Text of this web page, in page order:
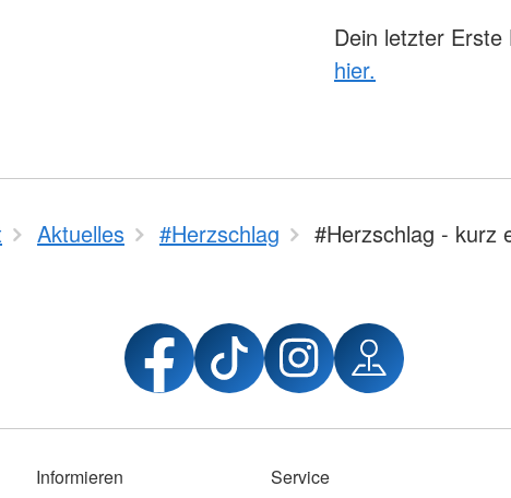
Dein letzter
hier.
Aktuelles #Herzschlag #Herzschlag - kurz
Informieren Service